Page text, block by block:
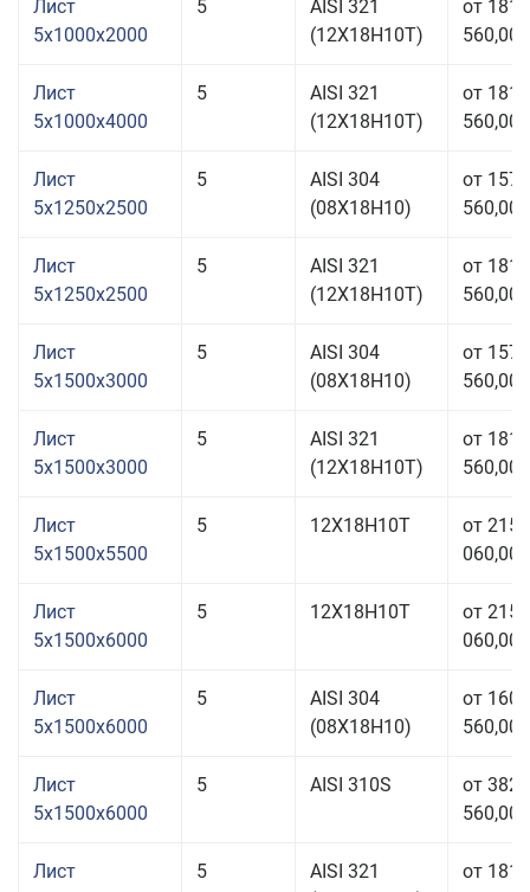
Лист
5x1000x2000
5
AISI 321
(12Х18Н10Т)
от 181
560,00
Лист
5x1000x4000
5
AISI 321
(12Х18Н10Т)
от 181
560,00
Лист
5x1250x2500
5
AISI 304
(08Х18Н10)
от 157
560,00
Лист
5x1250x2500
5
AISI 321
(12Х18Н10Т)
от 181
560,00
Лист
5x1500x3000
5
AISI 304
(08Х18Н10)
от 157
560,00
Лист
5x1500x3000
5
AISI 321
(12Х18Н10Т)
от 181
560,00
Лист
5x1500x5500
5 12Х18Н10Т
от 215
060,00
Лист
5x1500x6000
5 12Х18Н10Т
от 215
060,00
Лист
5x1500x6000
5
AISI 304
(08Х18Н10)
от 160
560,00
Лист
5x1500x6000
5 AISI 310S
от 382
560,00
Лист
5
AISI 321
от 181